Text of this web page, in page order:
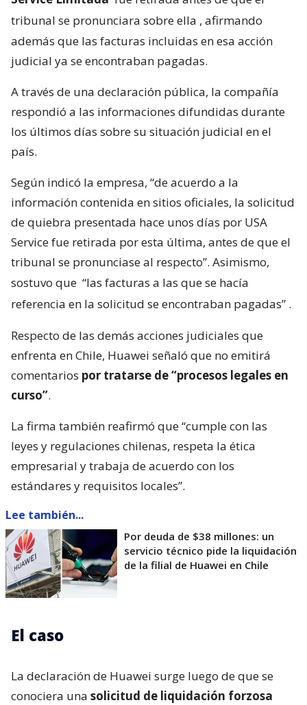
tribunal se pronunciara sobre ella , afirmando
además que las facturas incluidas en esa acción
judicial ya se encontraban pagadas.
A través de una declaración pública, la compañía
respondió a las informaciones difundidas durante
los últimos días sobre su situación judicial en el
país.
Según indicó la empresa, “de acuerdo a la
información contenida en sitios oficiales, la solicitud
de quiebra presentada hace unos días por USA
Service fue retirada por esta última, antes de que el
tribunal se pronunciase al respecto”. Asimismo,
sostuvo que “las facturas a las que se hacía
referencia en la solicitud se encontraban pagadas” .
Respecto de las demás acciones judiciales que
enfrenta en Chile, Huawei señaló que no emitirá
comentarios por tratarse de “procesos legales en
curso”.
La firma también reafirmó que “cumple con las
leyes y regulaciones chilenas, respeta la ética
empresarial y trabaja de acuerdo con los
estándares y requisitos locales”.
Lee también...
Por deuda de $38 millones: un
servicio técnico pide la liquidación
de la filial de Huawei en Chile
El caso
La declaración de Huawei surge luego de que se
conociera una solicitud de liquidación forzosa